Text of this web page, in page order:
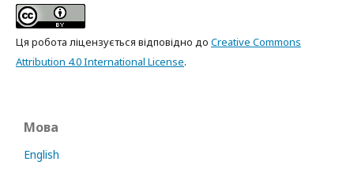
Ця робота ліцензується відповідно до Creative Commons
Attribution 4.0 International License.
Мова
English